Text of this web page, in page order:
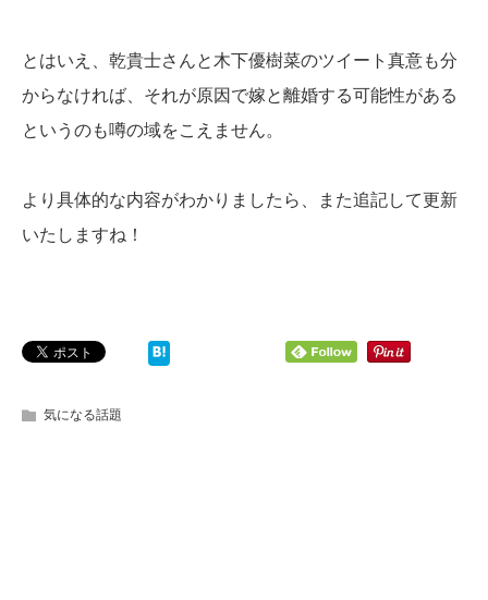
とはいえ、乾貴士さんと木下優樹菜のツイート真意も分
からなければ、それが原因で嫁と離婚する可能性がある
というのも噂の域をこえません。
より具体的な内容がわかりましたら、また追記して更新
いたしますね！
気になる話題